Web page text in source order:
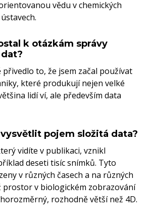
vědu v chemických
k otázkám správy
přivedlo to, že jsem začal používat
které produkují nejen velké
lidí ví, ale především data
pojem složitá data?
vidíte v publikaci, vznikl
deseti tisíc snímků. Tyto
v různých časech a na různých
prostor v biologickém zobrazování
rozhodně větší než 4D.